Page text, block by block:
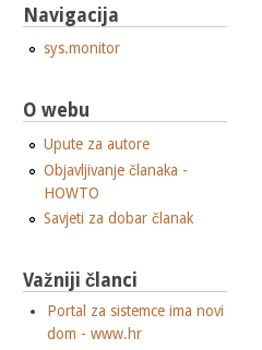
Navigacija
sys.monitor
O webu
Upute za autore
Objavljivanje članaka -
HOWTO
Savjeti za dobar članak
Važniji članci
Portal za sistemce ima novi
dom - www.hr